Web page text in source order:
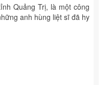
Quảng Trị, là một công
anh hùng liệt sĩ đã hy